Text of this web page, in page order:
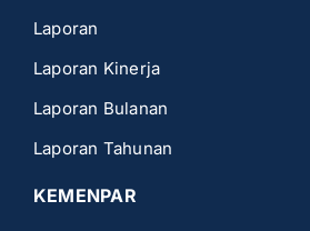
Laporan
Laporan Kinerja
Laporan Bulanan
Laporan Tahunan
KEMENPAR